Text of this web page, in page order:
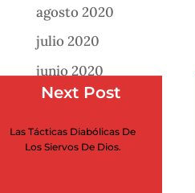
agosto 2020
julio 2020
junio 2020
mayo 2020
abril 2020
Next Post
Las Tácticas Diabólicas De
Los Siervos De Dios.